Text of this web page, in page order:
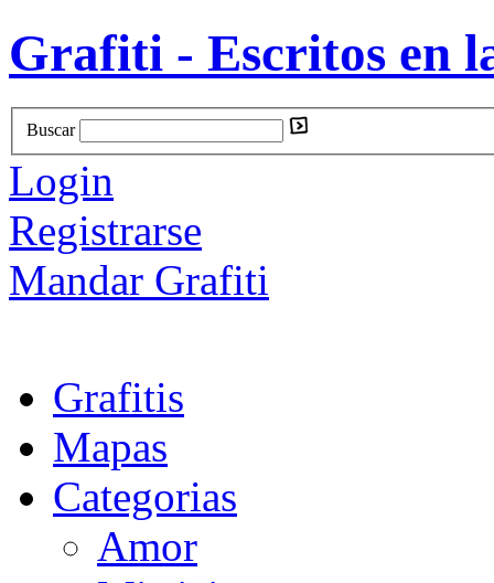
Grafiti - Escritos en
Buscar
Login
Registrarse
Mandar Grafiti
Grafitis
Mapas
Categorias
Amor